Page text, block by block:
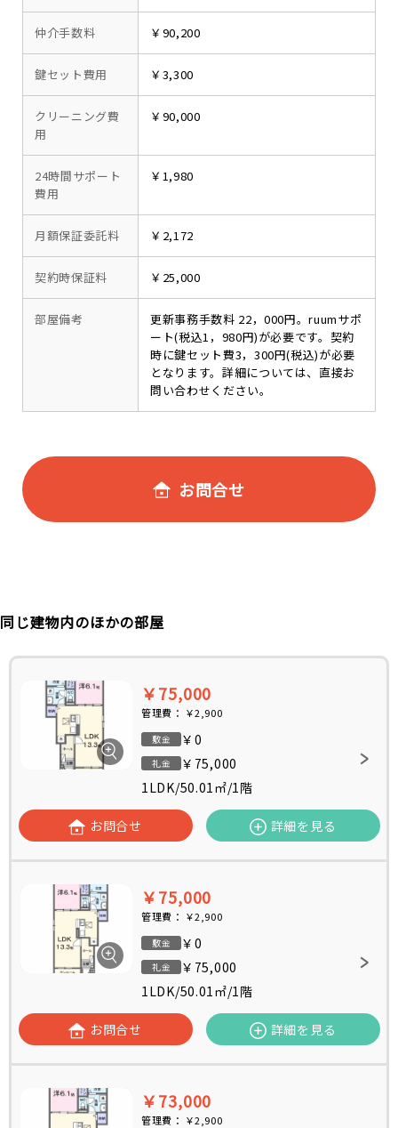
仲介手数料 ￥90,200
鍵セット費用 ￥3,300
クリーニング費
用
￥90,000
24時間サポート
費用
￥1,980
月額保証委託料 ￥2,172
契約時保証料 ￥25,000
部屋備考
更新事務手数料 22，000円。ruumサポ
ート(税込1，980円)が必要です。契約
時に鍵セット費3，300円(税込)が必要
となります。詳細については、直接お
問い合わせください。
お問合せ
同じ建物内のほかの部屋
￥75,000
管理費： ￥2,900
敷金 ￥0
礼金
￥75,000
1LDK/50.01㎡/1階
お問合せ 詳細を見る
￥75,000
管理費： ￥2,900
敷金 ￥0
礼金
￥75,000
1LDK/50.01㎡/1階
お問合せ 詳細を見る
￥73,000
管理費： ￥2,900